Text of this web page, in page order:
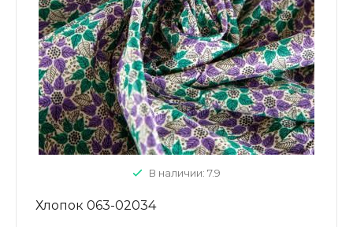
В наличии: 7.9
Хлопок 063-02034